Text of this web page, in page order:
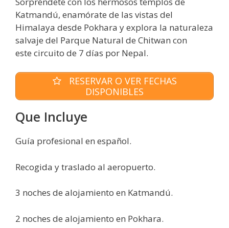
Katmandú, enamórate de las vistas del
Himalaya desde Pokhara y explora la naturaleza
salvaje del Parque Natural de Chitwan con
este circuito de 7 días por Nepal.
RESERVAR O VER FECHAS
DISPONIBLES
Que Incluye
Guía profesional en español.
Recogida y traslado al aeropuerto.
3 noches de alojamiento en Katmandú.
2 noches de alojamiento en Pokhara.